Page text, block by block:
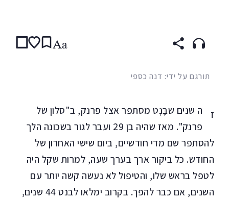
Aa
תורגם על ידי: דנה כספי
ז
ה שנים שבֶּנְט מסתפר אצל פרנק, ב"סלון של
פרנק". מאז שהיה בן 29 ועבר לגור בשכונה הלך
להסתפר שם מדי חודשיים, ביום שישי האחרון של
החודש. כל ביקור ארך בערך שעה, למרות שקל היה
לטפל בראש שלו, והטיפול לא נעשה קשה יותר עם
השנים, אם כבר להפך. בקרוב ימלאו לבנט 44 שנים,